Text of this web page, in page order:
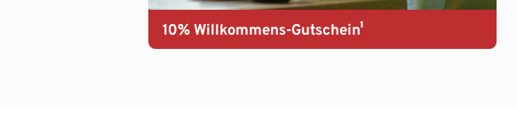
10% Willkommens-Gutschein¹